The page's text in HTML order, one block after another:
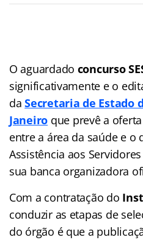
O aguardado concurso
significativamente e o
daSecretaria de Estado
Janeiro que prevê a
entre a área da saúde e
Assistência aos Servidores
sua banca organizadora
Com a contratação do
conduzir as etapas de
do órgão é que a